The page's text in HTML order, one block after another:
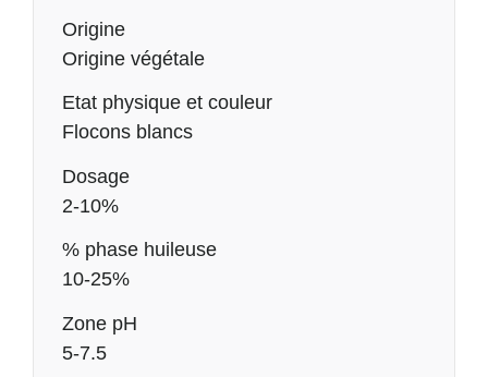
Origine
Origine végétale
Etat physique et couleur
Flocons blancs
Dosage
2-10%
% phase huileuse
10-25%
Zone pH
5-7.5